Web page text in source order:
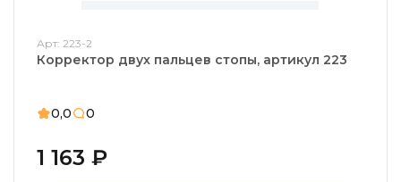
Арт: 223-2
Корректор двух пальцев стопы, артикул 223
0,0 0
1 163 ₽